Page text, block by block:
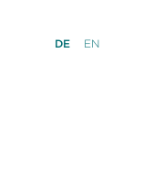
DE EN